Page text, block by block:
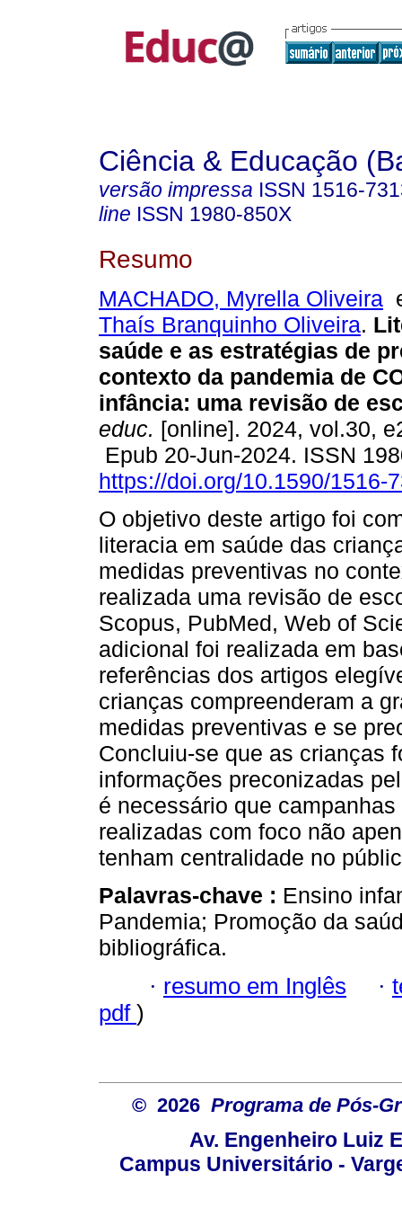
Ciência & Educação
versão impressa ISSN 1516-
line ISSN 1980-850X
Resumo
MACHADO, Myrella Oliveira
Thaís Branquinho Oliveira.
saúde e as estratégias de
contexto da pandemia de
infância: uma revisão de
educ. [online]. 2024, vol.30,
Epub 20-Jun-2024. ISSN
https://doi.org/10.1590/1516-
O objetivo deste artigo foi
literacia em saúde das
medidas preventivas no
realizada uma revisão de
Scopus, PubMed, Web of
adicional foi realizada em
referências dos artigos
crianças compreenderam a
medidas preventivas e se
Concluiu-se que as crianças
informações preconizadas
é necessário que
realizadas com foco não
tenham centralidade no
Palavras-chave : Ensino
Pandemia; Promoção da
bibliográfica.
· resumo em Inglês ·
pdf )
© 2026 Programa de Pós-
Av. Engenheiro Luiz
Campus Universitário -